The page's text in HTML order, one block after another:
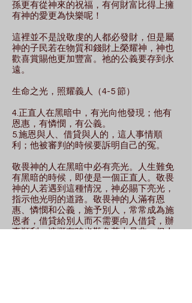
孫更有從神來的祝福，有何財富比得上擁
有神的愛更為快樂呢！
這裡並不是說敬虔的人都必發財，但是屬
神的子民若在物質和錢財上榮耀神，神也
歡喜賞賜他更加豐富。祂的公義要存到永
遠。
生命之光，照耀義人（4-5 節）
4.正直人在黑暗中，有光向他發現；他有
恩惠，有憐憫，有公義。
5.施恩與人、借貸與人的，這人事情順
利；他被審判的時候要訴明自己的冤。
敬畏神的人在黑暗中必有亮光。人生難免
有黑暗的時候，即使是一個正直人。敬畏
神的人若遇到這種情況，神必賜下亮光，
指示他光明的道路。敬畏神的人滿有恩
惠、憐憫和公義，施予別人，常常成為施
恩者，借貸給別人而不需要向人借貸，辦
事順利。慷慨有時也難免惹上是非，但人